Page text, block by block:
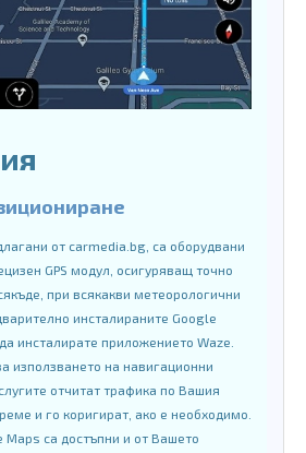
от carmedia.bg, са оборудвани
GPS модул, осигуряващ точно
при всякакви метеорологични
инсталираните Google
инсталирате приложението Waze.
използването на навигационни
отчитат трафика по Вашия
и го коригират, ако е необходимо.
са достъпни и от Вашето